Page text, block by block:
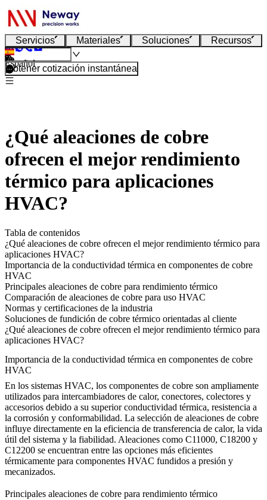
Servicios Materiales Soluciones Recursos
Español
Obtener cotización instantánea
¿Qué aleaciones de cobre
ofrecen el mejor rendimiento
térmico para aplicaciones
HVAC?
Tabla de contenidos
¿Qué aleaciones de cobre ofrecen el mejor rendimiento térmico para
aplicaciones HVAC?
Importancia de la conductividad térmica en componentes de cobre
HVAC
Principales aleaciones de cobre para rendimiento térmico
Comparación de aleaciones de cobre para uso HVAC
Normas y certificaciones de la industria
Soluciones de fundición de cobre térmico orientadas al cliente
¿Qué aleaciones de cobre ofrecen el mejor rendimiento térmico para
aplicaciones HVAC?
Importancia de la conductividad térmica en componentes de cobre
HVAC
En los sistemas HVAC, los componentes de cobre son ampliamente
utilizados para intercambiadores de calor, conectores, colectores y
accesorios debido a su superior conductividad térmica, resistencia a
la corrosión y conformabilidad. La selección de aleaciones de cobre
influye directamente en la eficiencia de transferencia de calor, la vida
útil del sistema y la fiabilidad. Aleaciones como C11000, C18200 y
C12200 se encuentran entre las opciones más eficientes
térmicamente para componentes HVAC fundidos a presión y
mecanizados.
Principales aleaciones de cobre para rendimiento térmico